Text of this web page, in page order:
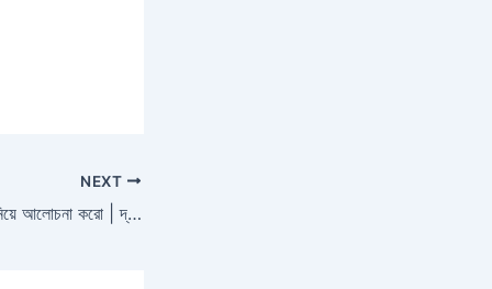
NEXT
শব্দার্থের উপাদানমূল তত্ব নিয়ে আলোচনা করো | দ্বাদশ শ্রেণি নোটস |